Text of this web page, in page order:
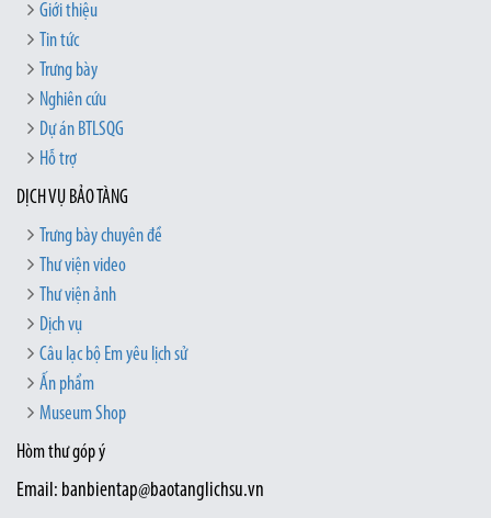
Giới thiệu
Tin tức
Trưng bày
Nghiên cứu
Dự án BTLSQG
Hỗ trợ
DỊCH VỤ BẢO TÀNG
Trưng bày chuyên đề
Thư viện video
Thư viện ảnh
Dịch vụ
Câu lạc bộ Em yêu lịch sử
Ấn phẩm
Museum Shop
Hòm thư góp ý
Email: banbientap@baotanglichsu.vn